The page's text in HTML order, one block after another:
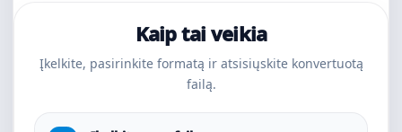
Kaip tai veikia
Įkelkite, pasirinkite formatą ir atsisiųskite konvertuotą
failą.